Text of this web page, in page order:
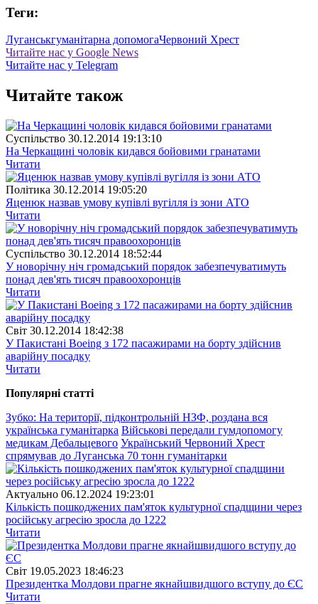
Теги:
Луганськгуманітарна допомогаЧервоний Хрест
Читайте нас у Google News
Читайте нас у Telegram
Читайте також
Суспiльство 30.12.2014 19:13:10
На Черкащині чоловік кидався бойовими гранатами
Читати
Полiтика 30.12.2014 19:05:20
Яценюк назвав умову купівлі вугілля із зони АТО
Читати
Суспiльство 30.12.2014 18:52:44
У новорічну ніч громадський порядок забезпечуватимуть
понад дев'ять тисяч правоохоронців
Читати
Свiт 30.12.2014 18:42:38
У Пакистані Boeing з 172 пасажирами на борту здійснив
аварійну посадку
Читати
Популярнi статтi
Зубко: На території, підконтрольній НЗФ, роздана вся
українська гуманітарка Військові передали гумдопомогу
медикам Дебальцевого Український Червоний Хрест
спрямував до Луганська 70 тонн гуманітарки
Актуально 06.12.2024 19:23:01
Кількість пошкоджених пам'яток культурної спадщини через
російську агресію зросла до 1222
Читати
Свiт 19.05.2023 18:46:23
Президентка Молдови прагне якнайшвидшого вступу до ЄС
Читати